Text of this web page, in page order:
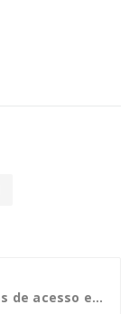
CGU reverte 2,5 mil negativas de acesso e garante entrega de informações públicas